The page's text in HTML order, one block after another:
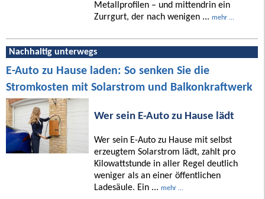
Metallprofilen – und mittendrin ein
Zurrgurt, der nach wenigen ... mehr ...
Nachhaltig unterwegs
E-Auto zu Hause laden: So senken Sie die
Stromkosten mit Solarstrom und Balkonkraftwerk
Wer sein E-Auto zu Hause lädt
Wer sein E-Auto zu Hause mit selbst
erzeugtem Solarstrom lädt, zahlt pro
Kilowattstunde in aller Regel deutlich
weniger als an einer öffentlichen
Ladesäule. Ein ... mehr ...